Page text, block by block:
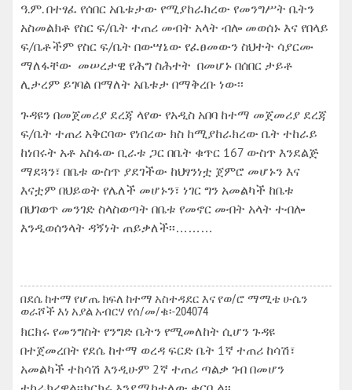
ዓ.ም. በተፃፈ የሰበር አቤቱታው የሚያከራክረው የመንግሥት ቤትን
አስመልክቶ የስር ፍ/ቤት ተጠሪ መብት አላት ብሎ መወሰኑ እና የበላይ
ፍ/ቤቶችም የስር ፍ/ቤት በውሣኔው የፈፀመውን ስህተት ሳያርሙ
ማለፋቸው መሠረታዊ የሕግ ስሕተት በመሆኑ በሰበር ታይቶ
ሊታረም ይገባል በማለት አቤቱታ በማቅረቡ ነው፡፡
ጉዳዩን በመጀመሪያ ደረጃ ላየው የአዲስ አበባ ከተማ መጀመሪያ ደረጃ
ፍ/ቤት ተጠሪ አቅርባው የነበረው ክስ ከሚያከራክረው ቤት ተከራይ
ከነበሩት አቶ አስፋው ቢራቱ ጋር በቤት ቁጥር 167 ውስጥ እንደልጅ
ማደጓን፣ በቤቱ ውስጥ ያደገችው ከህፃንነቷ ጀምሮ መሆኑን እና
እናቷም በህይወት የሌለች መሆኑን፣ ነገር ግን አመልካች ከቤቱ
በህገወጥ መንገድ ስላስወጣት በቤቱ የመኖር መብት አላት ተብሎ
እንዲወሰንላት ዳኝነት ጠይቃለች፡፡………
በደሴ ከተማ የሆጤ ክፍለ ከተማ አስተዳደር እና የወ/ሮ ማሚቴ ሁሴን
ወራሾች እነ አያል አብርሃ የሰ/መ/ቁ፡-204074
ክርክሩ የመንግስት የንግድ ቤትን የሚመለከት ሲሆን ጉዳዩ
በተጀመረበት የደሴ ከተማ ወረዳ ፍርድ ቤት 1ኛ ተጠሪ ከሳሽ፣
አመልካች ተከሳሽ እንዲሁም 2ኛ ተጠሪ ጣልቃ ገብ በመሆን